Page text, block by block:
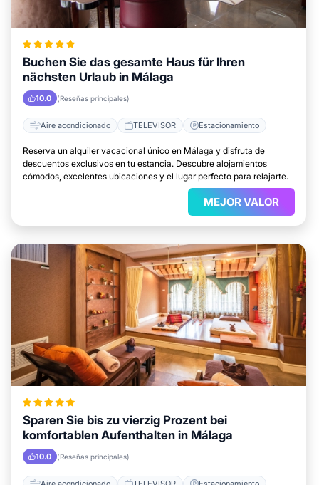
Buchen Sie das gesamte Haus für Ihren
nächsten Urlaub in Málaga
10.0 (Reseñas principales)
Aire acondicionado TELEVISOR Estacionamiento
Reserva un alquiler vacacional único en Málaga y disfruta de
descuentos exclusivos en tu estancia. Descubre alojamientos
cómodos, excelentes ubicaciones y el lugar perfecto para relajarte.
MEJOR VALOR
Sparen Sie bis zu vierzig Prozent bei
komfortablen Aufenthalten in Málaga
10.0 (Reseñas principales)